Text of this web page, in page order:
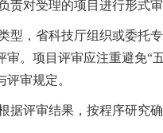
责对受理的项目进行形式
型，省科技厅组织或委托
审。项目评审应注重避免“
审规定。
据评审结果，按程序研究